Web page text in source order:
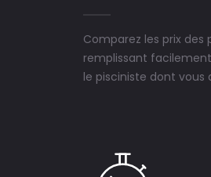
Comparez les prix des
remplissant
le pisciniste dont vous
ne peut plus s'en passer.